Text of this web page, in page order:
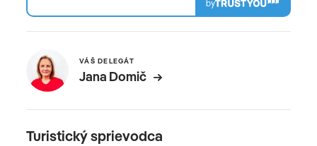
by
VÁŠ DELEGÁT
Jana Domič
Turistický sprievodca